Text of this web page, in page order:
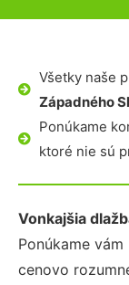
Všetky naše
Západného
Ponúkame
ktoré nie sú
Vonkajšia
Ponúkame
cenovo